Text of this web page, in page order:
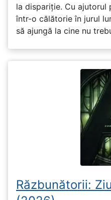
la dispariție. Cu ajutorul
într-o călătorie în jurul
să ajungă la cine nu
Răzbunătorii: